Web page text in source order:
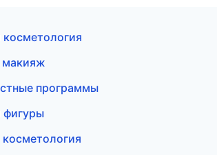
макияж
программы
фигуры